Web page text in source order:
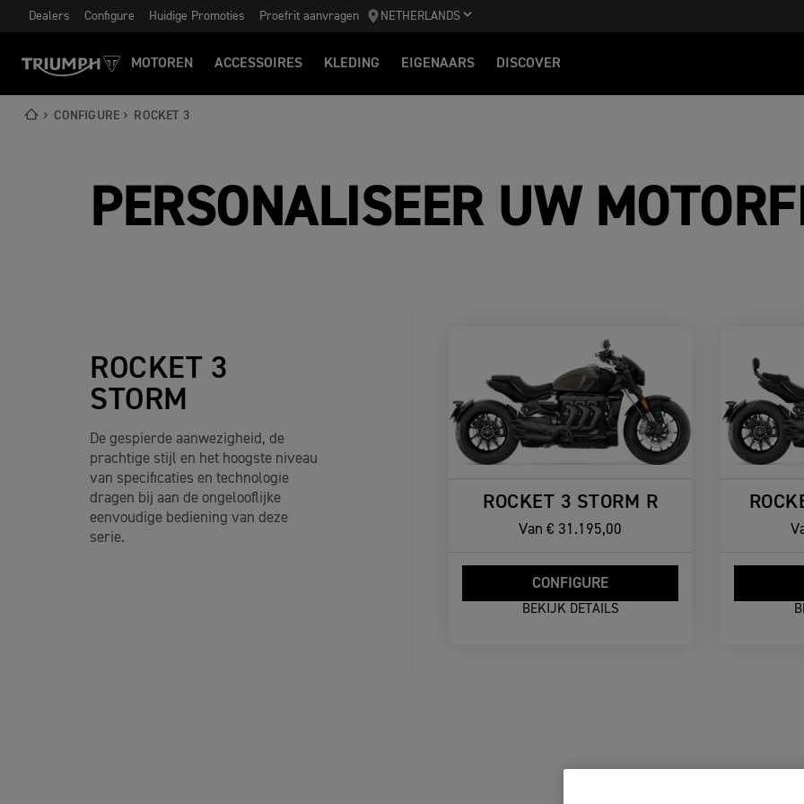
Dealers Configure Huidige Promoties Proefrit aanvragen NETHERLANDS
MOTOREN ACCESSOIRES KLEDING EIGENAARS DISCOVER
CONFIGURE ROCKET 3
PERSONALISEER UW
ROCKET 3
STORM
De gespierde aanwezigheid, de
prachtige stijl en het hoogste niveau
van specificaties en technologie
dragen bij aan de ongelooflijke
eenvoudige bediening van deze
serie.
ROCKET 3 STORM R
Van € 31.195,00
CONFIGURE
BEKIJK DETAILS